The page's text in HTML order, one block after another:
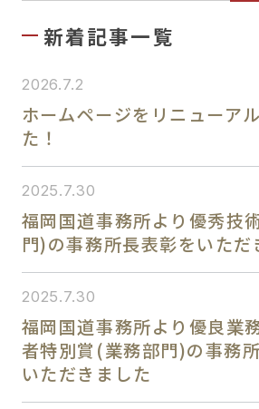
会社概要
本社のご案内
支店のご案内
SDGs
各種資料ダウンロード
新着記事一覧
2026.7.2
ホームページをリニューア
た！
2025.7.30
福岡国道事務所より優秀技
門)の事務所長表彰をいただ
2025.7.30
福岡国道事務所より優良業
者特別賞(業務部門)の事務
いただきました